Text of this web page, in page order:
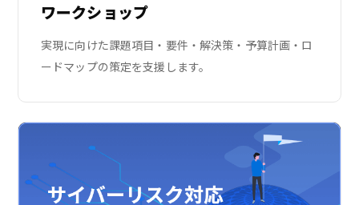
ワークショップ
実現に向けた課題項目・要件・解決策・予算計画・ロ
ードマップの策定を支援します。